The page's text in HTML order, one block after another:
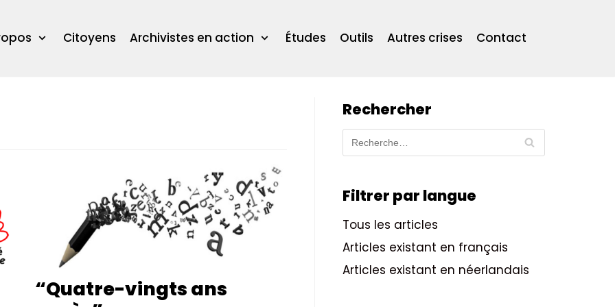
Citoyens Archivistes en action Études Outils Autres crises Contact
“Quatre-vingts ans
Rechercher
Filtrer par langue
Tous les articles
Articles existant en français
Articles existant en néerlandais